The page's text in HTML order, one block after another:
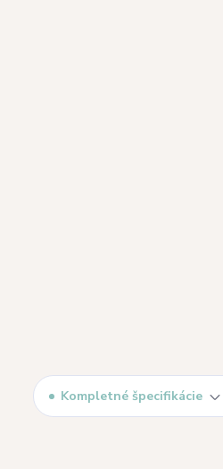
Kompletné špecifikácie